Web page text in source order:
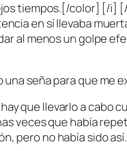
tiempos.[/color] [/i]
en sí llevaba
al menos un golpe
seña para que me
que llevarlo a cabo
veces que había
pero no había sido